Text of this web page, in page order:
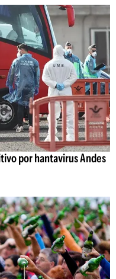
por hantavirus Andes